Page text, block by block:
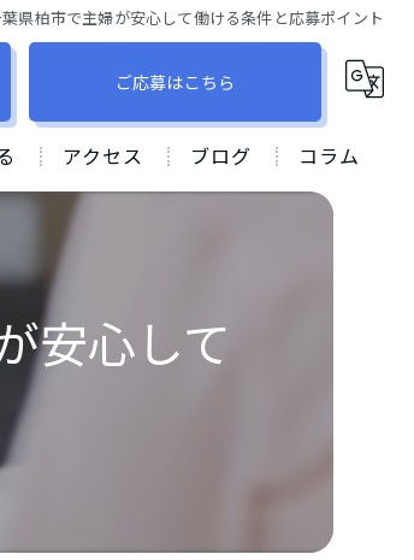
県柏市で主婦が安心して働ける条件と応募ポイント
ご応募はこちら
なし
アクセス
株式会社アスユー
ブログ コラム
安心して